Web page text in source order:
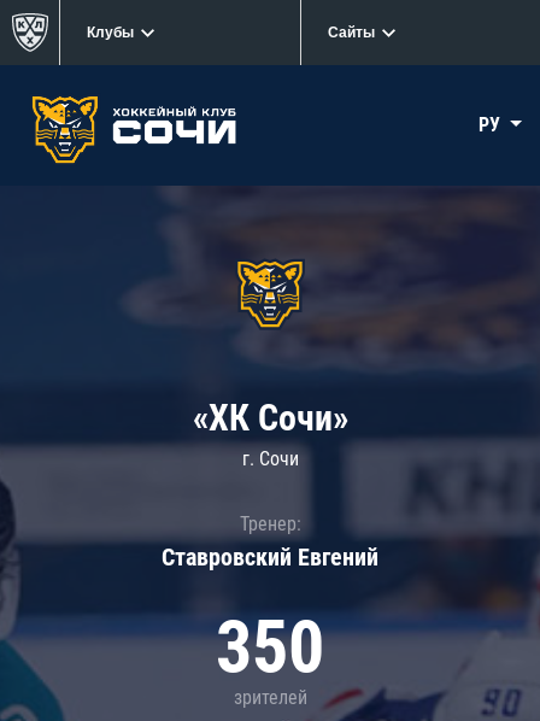
Клубы Сайты
РУ
«ХК Сочи»
г. Сочи
Тренер:
Ставровский Евгений
350
зрителей